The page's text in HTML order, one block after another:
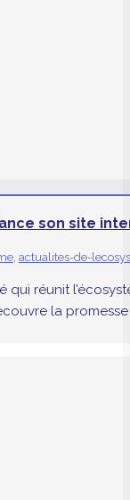
son site
actualites-de-
qui réunit
la